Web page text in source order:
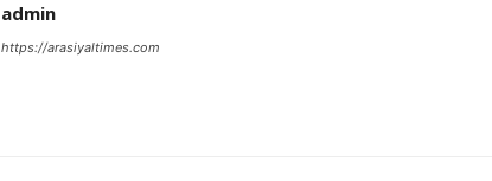
admin
https://arasiyaltimes.com